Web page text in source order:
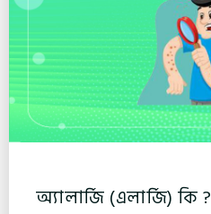
অ্যালার্জি (এলার্জি) কি ?